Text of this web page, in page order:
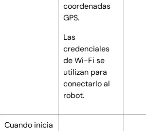
coordenadas
GPS.
Las
credenciales
de Wi-Fi se
utilizan para
conectarlo al
robot.
Cuando inicia